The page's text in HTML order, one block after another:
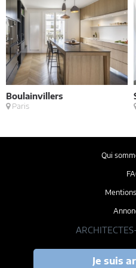
Boulainvillers
Paris
Qui
Je suis